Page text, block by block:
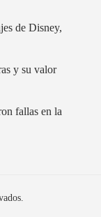
de Disney,
y su valor
fallas en la